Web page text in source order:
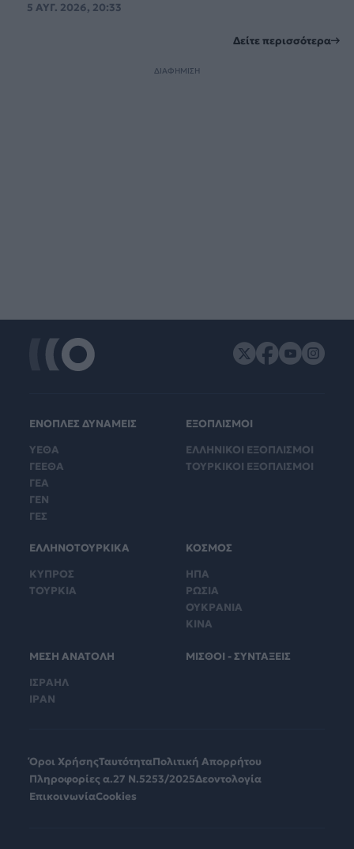
5 ΑΥΓ. 2026, 20:33
Δείτε περισσότερα
ΔΙΑΦΗΜΙΣΗ
ΕΝΟΠΛΕΣ ΔΥΝΑΜΕΙΣ
ΥΕΘΑ
ΓΕΕΘΑ
ΓΕΑ
ΓΕΝ
ΓΕΣ
ΕΞΟΠΛΙΣΜΟΙ
ΕΛΛΗΝΙΚΟΙ ΕΞΟΠΛΙΣΜΟΙ
ΤΟΥΡΚΙΚΟΙ ΕΞΟΠΛΙΣΜΟΙ
ΕΛΛΗΝΟΤΟΥΡΚΙΚΑ
ΚΥΠΡΟΣ
ΤΟΥΡΚΙΑ
ΚΟΣΜΟΣ
ΗΠΑ
ΡΩΣΙΑ
ΟΥΚΡΑΝΙΑ
ΚΙΝΑ
ΜΕΣΗ ΑΝΑΤΟΛΗ
ΙΣΡΑΗΛ
ΙΡΑΝ
ΜΙΣΘΟΙ - ΣΥΝΤΑΞΕΙΣ
Όροι ΧρήσηςΤαυτότηταΠολιτική Απορρήτου
Πληροφορίες α.27 Ν.5253/2025Δεοντολογία
ΕπικοινωνίαCookies